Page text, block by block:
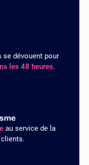
dévouent pour
les 48 heures.
au service de la